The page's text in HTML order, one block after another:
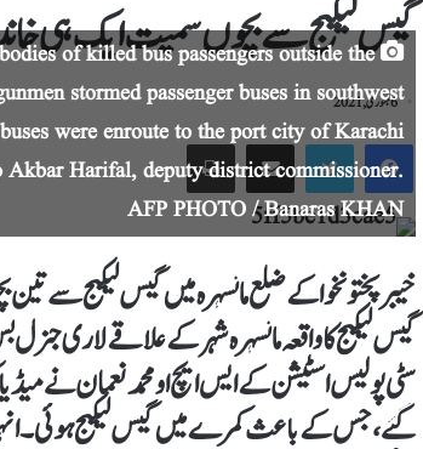
گیس لیکیج سے بچوں سمیت ایک ہی خاندان کے 6
6 جنوری, 2021
of killed bus passengers outside the
stormed passenger buses in southwest
were enroute to the port city of Karachi
Harifal, deputy district commissioner.
AFP PHOTO / Banaras KHAN
خیبر پختونخوا کے ضلع مانسہرہ میں گیس لیکیج سے تین بچوں سمیت
گیس لیکیج کا واقعہ مانسہرہ شہر کے علاقے لاری
سٹی پولیس اسٹیشن کے ایس ایچ او محمد نعمان نے
گئے، جس کے باعث کمرے میں گیس لیکیج